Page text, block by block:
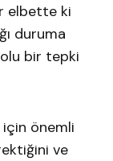
elbette ki
duruma
bir tepki
önemli
ve